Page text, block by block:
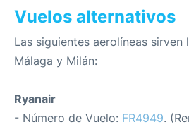
Vuelos alternativos
Las siguientes aerolíneas sirven
Málaga y Milán:
Ryanair
- Número de Vuelo: FR4949.